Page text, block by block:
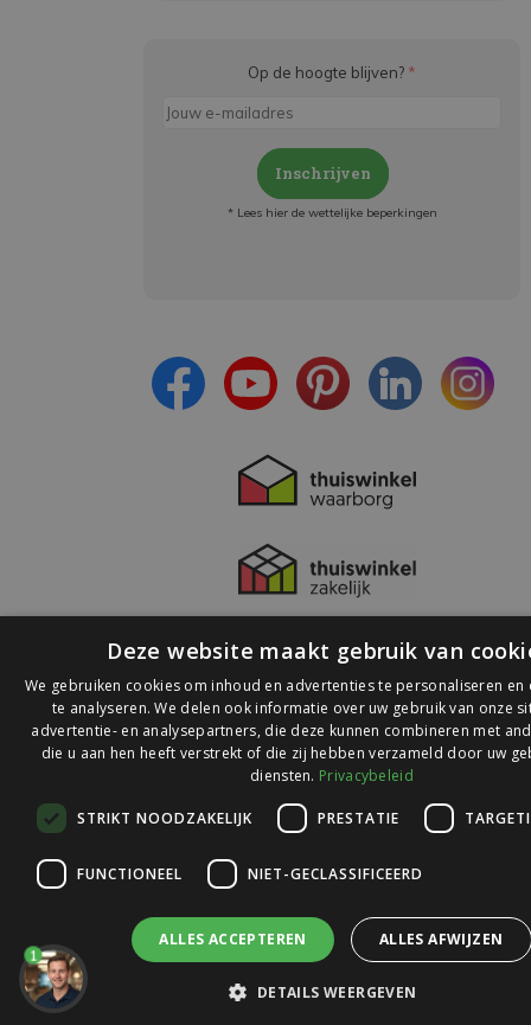
Op de hoogte blijven? *
Inschrijven
* Lees hier de wettelijke beperkingen
© 2026 Ledlichtdiscounter.nl
op
Webwinkelkeur
1
Deze website maakt gebruik van
We gebruiken cookies om inhoud en advertenties te personaliseren en
te analyseren. We delen ook informatie over uw gebruik van onze
advertentie- en analysepartners, die deze kunnen combineren met
die u aan hen heeft verstrekt of die zij hebben verzameld door uw
diensten. Privacybeleid
STRIKT NOODZAKELIJK PRESTATIE
FUNCTIONEEL NIET-GECLASSIFICEERD
ALLES ACCEPTEREN ALLES AFWIJZEN
DETAILS WEERGEVEN